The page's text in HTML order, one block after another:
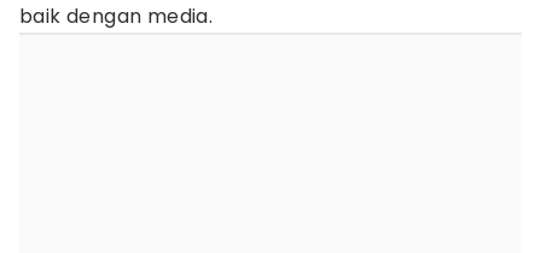
baik dengan media.